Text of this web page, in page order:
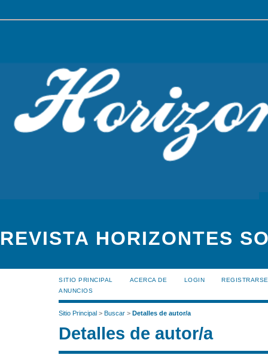
REVISTA HORIZONTES
SITIO PRINCIPAL ACERCA DE LOGIN
REGISTRARSE
ANUNCIOS
Sitio Principal > Buscar > Detalles de autor/a
Detalles de autor/a